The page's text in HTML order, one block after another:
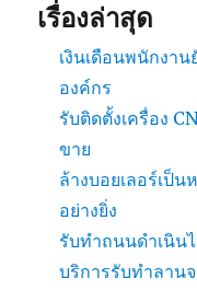
เรื่องล่าสุด
เงินเดือนพนักงา
องค์กร
รับติดตั้งเครื่อง
ขาย
ล้างบอยเลอร์เป็
อย่างยิ่ง
รับทำถนนดำเนิน
บริการรับทำลาน